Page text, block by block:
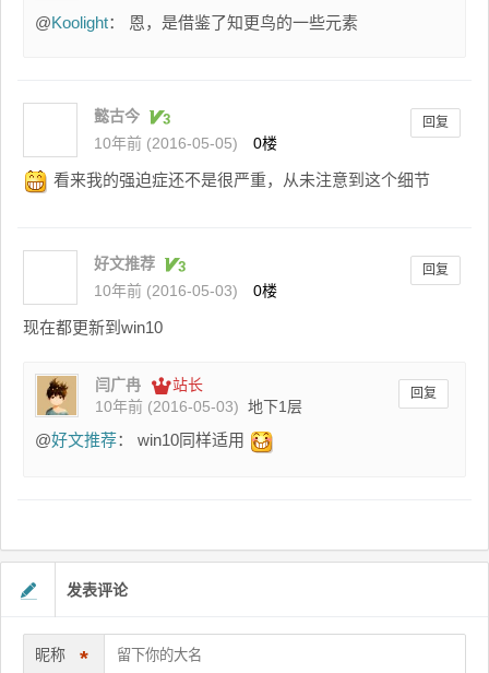
@Koolight： 恩，是借鉴了知更鸟的一些元素
懿古今
10年前 (2016-05-05)
0楼
回复
看来我的强迫症还不是很严重，从未注意到这个细节
好文推荐
10年前 (2016-05-03)
0楼
回复
现在都更新到win10
闫广冉
站长
10年前 (2016-05-03) 地下1层
回复
@好文推荐： win10同样适用
发表评论
昵称 *